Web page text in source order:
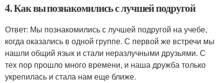
4. Как вы познакомились с лучшей подругой
Ответ: Мы познакомились с лучшей подругой на учебе,
когда оказались в одной группе. С первой же встречи мы
нашли общий язык и стали неразлучными друзьями. С
тех пор прошло много времени, и наша дружба только
укрепилась и стала нам еще ближе.